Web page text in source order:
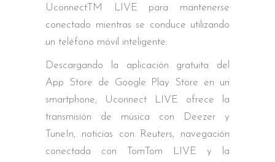
UconnectTM LIVE para mantenerse
conectado mientras se conduce utilizando
un teléfono móvil inteligente.
Descargando la aplicación gratuita del
App Store de Google Play Store en un
smartphone, Uconnect LIVE ofrece la
transmisión de música con Deezer y
TuneIn, noticias con Reuters, navegación
conectada con TomTom LIVE y la